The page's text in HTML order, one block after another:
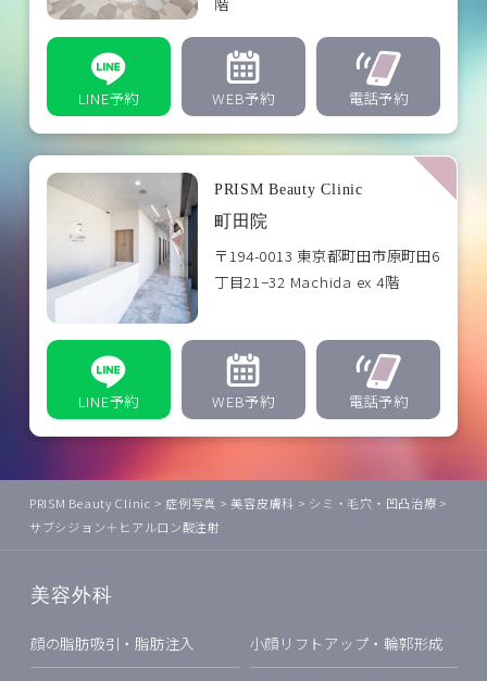
LINE予約 WEB予約 電話予約
PRISM Beauty Clinic
町田院
〒194-0013 東京都町田市原町田6
丁目21−32 Machida ex 4階
LINE予約 WEB予約 電話予約
PRISM Beauty Clinic >症例写真 > 美容皮膚科 > シミ・毛穴・凹凸治療 >
サブシジョン＋ヒアルロン酸注射
美容外科
顔の脂肪吸引・脂肪注入 小顔リフトアップ・輪郭形成